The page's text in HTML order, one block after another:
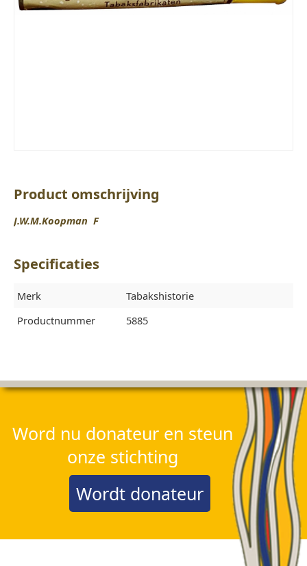
Product omschrijving
J.W.M.Koopman F
Specificaties
Merk
Tabakshistorie
Productnummer
5885
Word nu donateur en steun
onze stichting
Wordt donateur